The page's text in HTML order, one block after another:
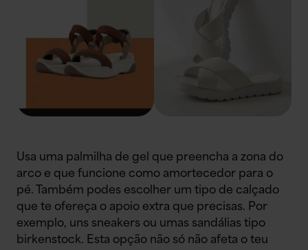
Usa uma palmilha de gel que preencha a zona do
arco e que funcione como amortecedor para o
pé. Também podes escolher um tipo de calçado
que te ofereça o apoio extra que precisas. Por
exemplo, uns sneakers ou umas sandálias tipo
birkenstock. Esta opção não só não afeta o teu